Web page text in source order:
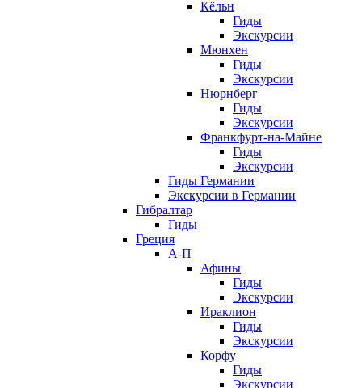
Кёльн
Гиды
Экскурсии
Мюнхен
Гиды
Экскурсии
Нюрнберг
Гиды
Экскурсии
Франкфурт-на-Майне
Гиды
Экскурсии
Гиды Германии
Экскурсии в Германии
Гибралтар
Гиды
Греция
А-П
Афины
Гиды
Экскурсии
Ираклион
Гиды
Экскурсии
Корфу
Гиды
Экскурсии